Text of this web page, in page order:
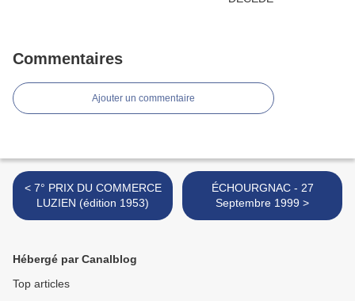
Commentaires
Ajouter un commentaire
< 7° PRIX DU COMMERCE
LUZIEN (édition 1953)
ÉCHOURGNAC - 27
Septembre 1999 >
Hébergé par Canalblog
Top articles